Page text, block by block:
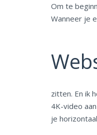
Om te
Wanneer je
zitten. En ik
4K-video
je